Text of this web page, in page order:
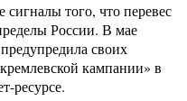
того, что перевес
России. В мае
своих
кампании» в
ресурсе.